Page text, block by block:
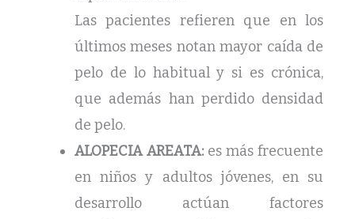
Las pacientes refieren que en los
últimos meses notan mayor caída de
pelo de lo habitual y si es crónica,
que además han perdido densidad
de pelo.
ALOPECIA AREATA:es más frecuente
en niños y adultos jóvenes, en su
desarrollo actúan factores